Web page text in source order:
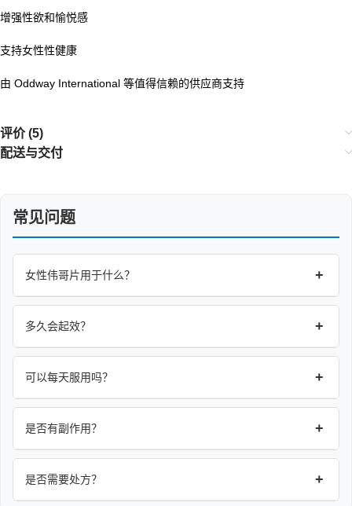
增强性欲和愉悦感
支持女性性健康
由 Oddway International 等值得信赖的供应商支持
评价 (5)
配送与交付
常见问题
女性伟哥片用于什么？ +
多久会起效？ +
可以每天服用吗？ +
是否有副作用？ +
是否需要处方？ +